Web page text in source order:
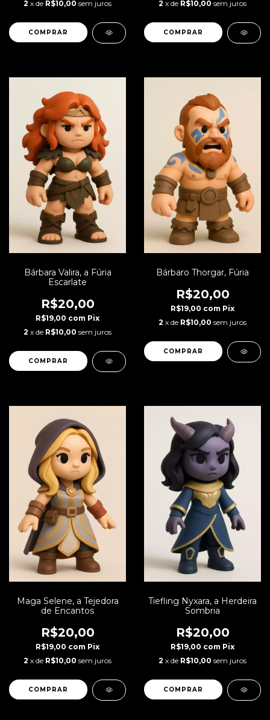
2 x de R$10,00 sem juros
COMPRAR
2 x de R$10,00 sem juros
COMPRAR
Bárbara Valira, a Fúria
Escarlate
R$20,00
R$19,00 com Pix
2 x de R$10,00 sem juros
COMPRAR
Bárbaro Thorgar, Fúria
R$20,00
R$19,00 com Pix
2 x de R$10,00 sem juros
COMPRAR
Maga Selene, a Tejedora
de Encantos
R$20,00
R$19,00 com Pix
2 x de R$10,00 sem juros
COMPRAR
Tiefling Nyxara, a Herdeira
Sombria
R$20,00
R$19,00 com Pix
2 x de R$10,00 sem juros
COMPRAR